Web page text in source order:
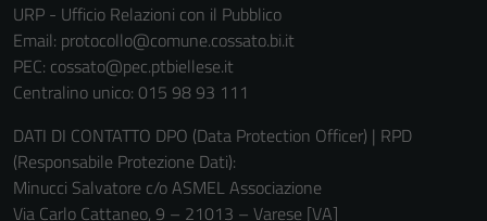
URP - Ufficio Relazioni con il Pubblico
Email: protocollo@comune.cossato.bi.it
PEC: cossato@pec.ptbiellese.it
Centralino unico: 015 98 93 111
DATI DI CONTATTO DPO (Data Protection Officer) | RPD
(Responsabile Protezione Dati):
Minucci Salvatore c/o ASMEL Associazione
Via Carlo Cattaneo, 9 – 21013 – Varese [VA]